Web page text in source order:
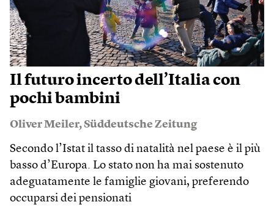
Il futuro incerto dell’Italia con
pochi bambini
Oliver Meiler,Süddeutsche Zeitung
Secondo l’Istat il tasso di natalità nel paese è il più
basso d’Europa. Lo stato non ha mai sostenuto
adeguatamente le famiglie giovani, preferendo
occuparsi dei pensionati